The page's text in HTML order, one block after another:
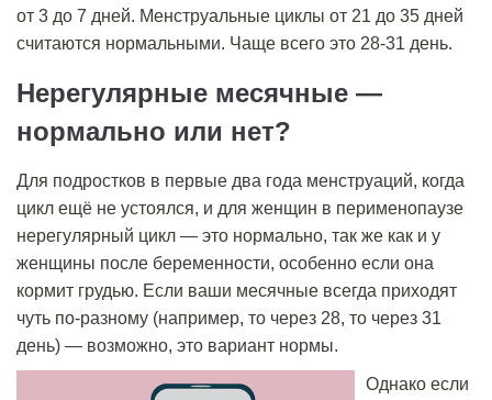
от 3 до 7 дней. Менструальные циклы от 21 до 35 дней
считаются нормальными. Чаще всего это 28-31 день.
Нерегулярные месячные —
нормально или нет?
Для подростков в первые два года менструаций, когда
цикл ещё не устоялся, и для женщин в перименопаузе
нерегулярный цикл — это нормально, так же как и у
женщины после беременности, особенно если она
кормит грудью. Если ваши месячные всегда приходят
чуть по-разному (например, то через 28, то через 31
день) — возможно, это вариант нормы.
Однако если